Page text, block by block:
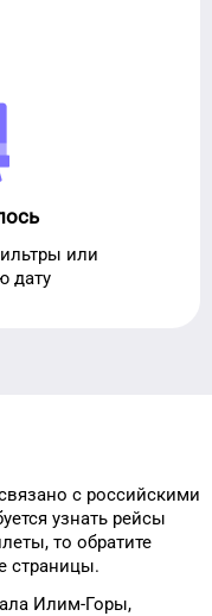
или
дату
с российскими
узнать рейсы
то обратите
страницы.
Илим-Горы,